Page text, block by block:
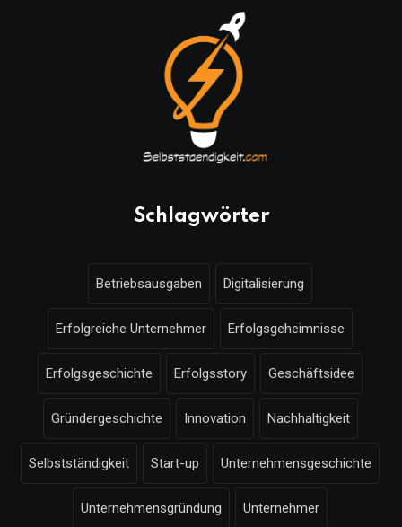
Schlagwörter
Betriebsausgaben Digitalisierung
Erfolgreiche Unternehmer Erfolgsgeheimnisse
Erfolgsgeschichte Erfolgsstory Geschäftsidee
Gründergeschichte Innovation Nachhaltigkeit
Selbstständigkeit Start-up Unternehmensgeschichte
Unternehmensgründung Unternehmer